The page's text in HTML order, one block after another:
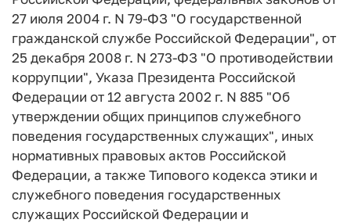
27 июля 2004 г. N 79-ФЗ "О государственной
гражданской службе Российской Федерации", от
25 декабря 2008 г. N 273-ФЗ "О противодействии
коррупции", Указа Президента Российской
Федерации от 12 августа 2002 г. N 885 "Об
утверждении общих принципов служебного
поведения государственных служащих", иных
нормативных правовых актов Российской
Федерации, а также Типового кодекса этики и
служебного поведения государственных
служащих Российской Федерации и